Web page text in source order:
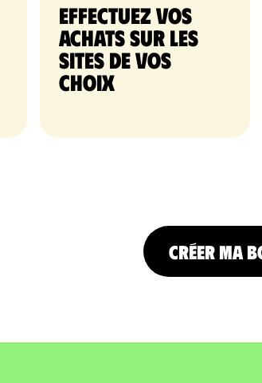
Effectuez vos
achats sur les
sites de vos
choix
CRÉER MA